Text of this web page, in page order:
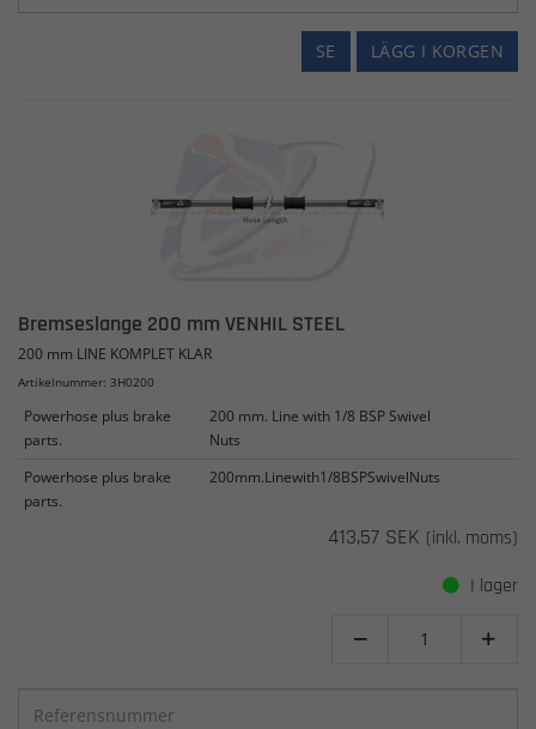
LÄGG I KORGEN
SE
Bremseslange 200 mm VENHIL STEEL
200 mm LINE KOMPLET KLAR
Artikelnummer: 3H0200
Powerhose plus brake
parts.
200 mm. Line with 1/8 BSP Swivel
Nuts
Powerhose plus brake
parts.
200mm.Linewith1/8BSPSwivelNuts
413,57 SEK (inkl. moms)
I lager
 